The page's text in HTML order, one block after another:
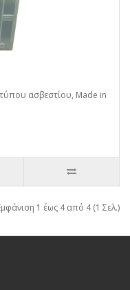
ασβεστίου, Made in
1 έως 4 από 4 (1 Σελ.)